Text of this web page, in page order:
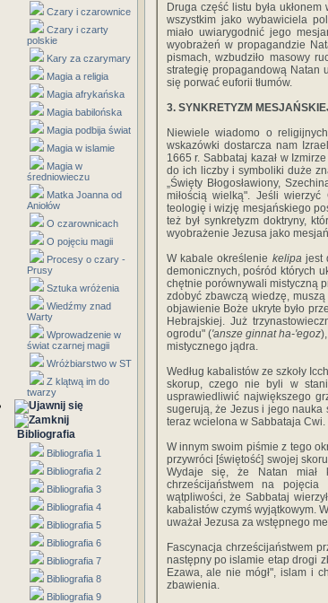
Czary i czarownice
Czary i czarty
polskie
Kary za czarymary
Magia a religia
Magia afrykańska
Magia babilońska
Magia podbija świat
Magia w islamie
Magia w
średniowieczu
Matka Joanna od
Aniołów
O czarownicach
O pojęciu magii
Procesy o czary -
Prusy
Sztuka wróżenia
Wiedźmy znad
Warty
Wprowadzenie w
świat czarnej magii
Wróżbiarstwo w ST
Z klątwą im do
twarzy
Bibliografia
Bibliografia 1
Bibliografia 2
Bibliografia 3
Bibliografia 4
Bibliografia 5
Bibliografia 6
Bibliografia 7
Bibliografia 8
Bibliografia 9
Druga część listu była
wszystkim jako wybawiciela
miało uwiarygodnić jego
wyobrażeń w propagandzie
pismach, wzbudziło masowy
strategię propagandową Natan
się porwać euforii tłumów.
3. SYNKRETYZM
Niewiele wiadomo o
wskazówki dostarcza nam
1665 r. Sabbataj kazał w
do ich liczby i symboliki duże
„Święty Błogosławiony,
miłością wielką". Jeśli
teologię i wizję mesjańskiego
też był synkretyzm doktryny,
wyobrażenie Jezusa jako
W kabale określenie kelipajest
demonicznych, pośród któ­rych
chętnie porównywali mistyczną
zdobyć zbawczą wiedzę,
objawienie Boże ukryte było
Hebrajskiej. Już
ogrodu" ('ansze ginnat ha-'egoz
mistycznego jądra.
Według kabalistów ze szkoły
skorup, czego nie byli w
usprawiedliwić największego
sugerują, że Jezus i jego nauka
teraz wcielona w Sabbataja Cwi.
W innym swoim piśmie z tego
przywróci [świętość] swojej
Wydaje się, że Natan miał
chrześcijaństwem na pojęcia
wątpliwości, że Sabbataj
kabalistów czymś wyjątkowym.
uważał Jezusa za wstępnego
Fascynacja chrześcijaństwem
następny po islamie etap drogi
Ezawa, ale nie mógł", islam i
zbawienia.